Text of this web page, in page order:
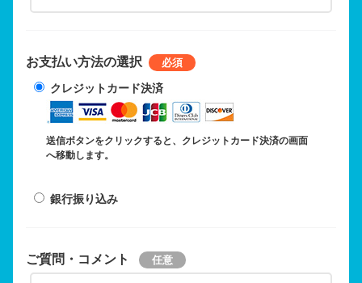
お支払い方法の選択
クレジットカード決済
送信ボタンをクリックすると、クレジットカード決済の画面
へ移動します。
銀行振り込み
ご質問・コメント